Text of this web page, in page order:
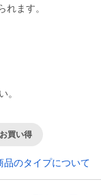
ます。
。
買い得
品のタイプについて